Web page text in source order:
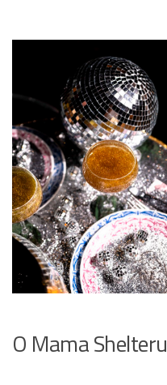
O Mama Shelteru